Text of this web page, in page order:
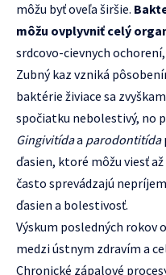
môžu byť oveľa širšie.
môžu ovplyvniť celý
srdcovo-cievnych
Zubný kaz vzniká
baktérie živiace sa
spočiatku nebolestivý, no
Gingivitídaa parodontitída
ďasien, ktoré môžu viesť
často sprevádzajú
ďasien a bolestivosť.
Výskum posledných rokov
medzi ústnym zdravím a
Chronické zápalové